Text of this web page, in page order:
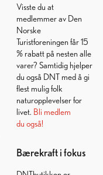
Visste du at
medlemmer av Den
Norske
Turistforeningen får 15
% rabatt på nesten alle
varer? Samtidig hjelper
du også DNT med å gi
flest mulig folk
naturopplevelser for
livet. Bli medlem
du også!
Bærekraft i fokus